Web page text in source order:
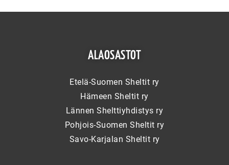
ALAOSASTOT
Etelä-Suomen Sheltit ry
Hämeen Sheltit ry
Lännen Shelttiyhdistys ry
Pohjois-Suomen Sheltit ry
Savo-Karjalan Sheltit ry